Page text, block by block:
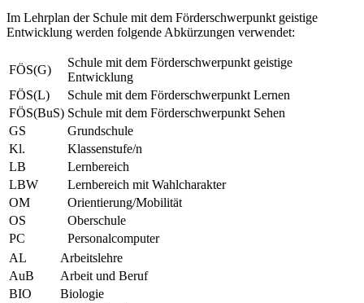
Im Lehrplan der Schule mit dem Förderschwerpunkt geistige
Entwicklung werden folgende Abkürzungen verwendet:
FÖS(G)
Schule mit dem Förderschwerpunkt geistige
Entwicklung
FÖS(L)
Schule mit dem Förderschwerpunkt Lernen
FÖS(BuS) Schule mit dem Förderschwerpunkt Sehen
GS
Grundschule
Kl.
Klassenstufe/n
LB
Lernbereich
LBW
Lernbereich mit Wahlcharakter
OM
Orientierung/Mobilität
OS
Oberschule
PC
Personalcomputer
AL
Arbeitslehre
AuB
Arbeit und Beruf
BIO
Biologie